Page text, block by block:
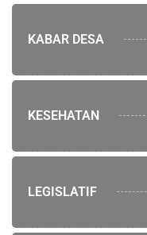
KABAR DESA
KESEHATAN
LEGISLATIF